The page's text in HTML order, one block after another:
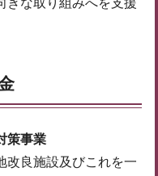
策事業
改良施設及びこれを一